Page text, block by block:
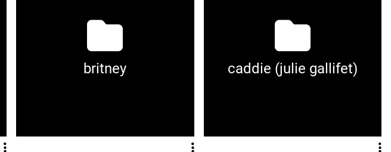
britney caddie (julie gallifet)